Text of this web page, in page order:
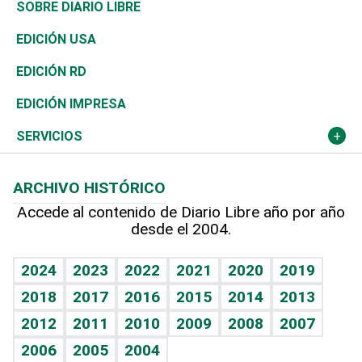
Reportajes
África
Ocenanía
Caribe
Resto del mundo
Consumo
Vivienda
Telecom.
Global y variable
Economía personal
Belleza
Buena Vida
Sociales
Novedades
Podcast Arte Libre
Hablando con el pediatra
Vida y familia
Eñe
Celebrando la vida
Golf
Ciclismo
Tenis
Olimpismo
Más deportes
TBT Deportivo
De buena tinta
En Directo
El Espía
Noticiero Poteleche
Columnistas
Más firmas
Clima
Tecnología
Historia
Martes de tecnología
Cambio climático
Mundo
Economía
Revista
Deportes
Opinión
Hecho en casa
Guía del dinero
SOBRE DIARIO LIBRE
EDICIÓN USA
EDICIÓN RD
EDICIÓN IMPRESA
SERVICIOS
Cumpleaños
Horóscopos
Juegos
ARCHIVO HISTÓRICO
Accede al contenido de Diario Libre año por año
desde el 2004.
2024 2023 2022 2021 2020
2019
2018
2017 2016 2015 2014
2013
2012
2011 2010 2009 2008
2007
2006
2005 2004